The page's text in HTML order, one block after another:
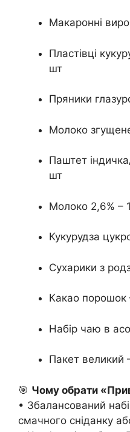
Макаронні
Пластівці
шт
Пряники
Молоко
Паштет
шт
Молоко 2,6% –
Кукурудза
Сухарики з
Какао порошок
Набір чаю в
Пакет великий
🎯 Чому обрати
• Збалансований
смачного сніданку